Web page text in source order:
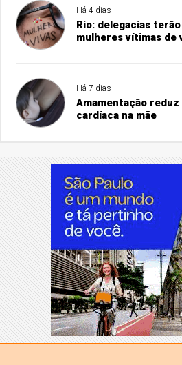
Há 4 dias
Rio: delegacias
mulheres vítimas de
Há 7 dias
Amamentação
cardíaca na mãe